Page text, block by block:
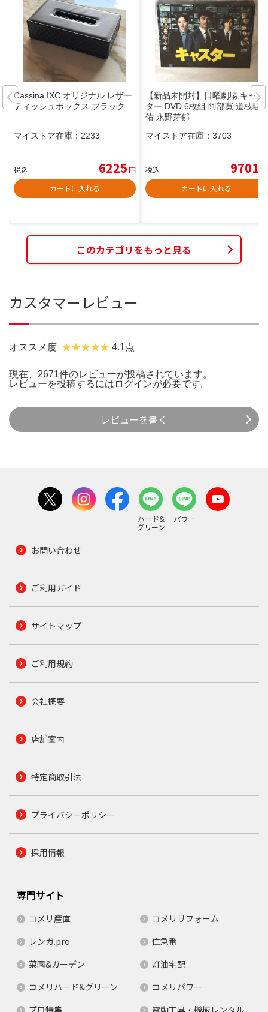
Cassina IXC オリジナル レザー
ティッシュボックス ブラック
マイストア在庫： 2233
税込 6225円
カートに入れる
【新品未開封】日曜劇場 キャス
ター DVD 6枚組 阿部寛 道枝駿
佑 永野芽郁
マイストア在庫： 3703
税込 9701
カートに入れる
このカテゴリをもっと見る
カスタマーレビュー
オススメ度 4.1点
現在、2671件のレビューが投稿されています。
レビューを投稿するには ログインが必要です。
レビューを書く
ハード&
グリーン
パワー
お問い合わせ
ご利用ガイド
サイトマップ
ご利用規約
会社概要
店舗案内
特定商取引法
プライバシーポリシー
採用情報
専門サイト
コメリ産直
コメリリフォーム
レンガ.pro
住急番
菜園&ガーデン
灯油宅配
コメリハード&グリーン
コメリパワー
プロ特集
電動工具・機械レンタル